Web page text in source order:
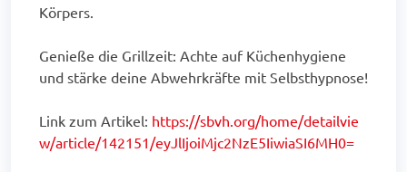
Körpers.
Genieße die Grillzeit: Achte auf Küchenhygiene
und stärke deine Abwehrkräfte mit Selbsthypnose!
Link zum Artikel: https://sbvh.org/home/detailvie
w/article/142151/eyJlIjoiMjc2NzE5IiwiaSI6MH0=